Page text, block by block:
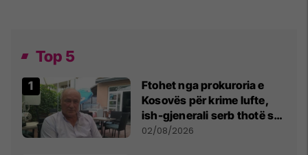
Top 5
Ftohet nga prokuroria e
Kosovës për krime lufte,
ish-gjenerali serb thotë se
dikush e tradhtoi në
02/08/2026